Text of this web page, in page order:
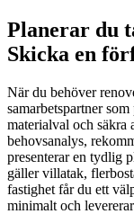
Planerar du
Skicka en
När du behöver
samarbetspartner
materialval och säkra
behovsanalys,
presenterar en tydlig
gäller villatak,
fastighet får du ett
minimalt och